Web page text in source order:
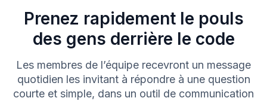
Prenez rapidement le pouls
des gens derrière le code
Les membres de l’équipe recevront un message
quotidien les invitant à répondre à une question
courte et simple, dans un outil de communication